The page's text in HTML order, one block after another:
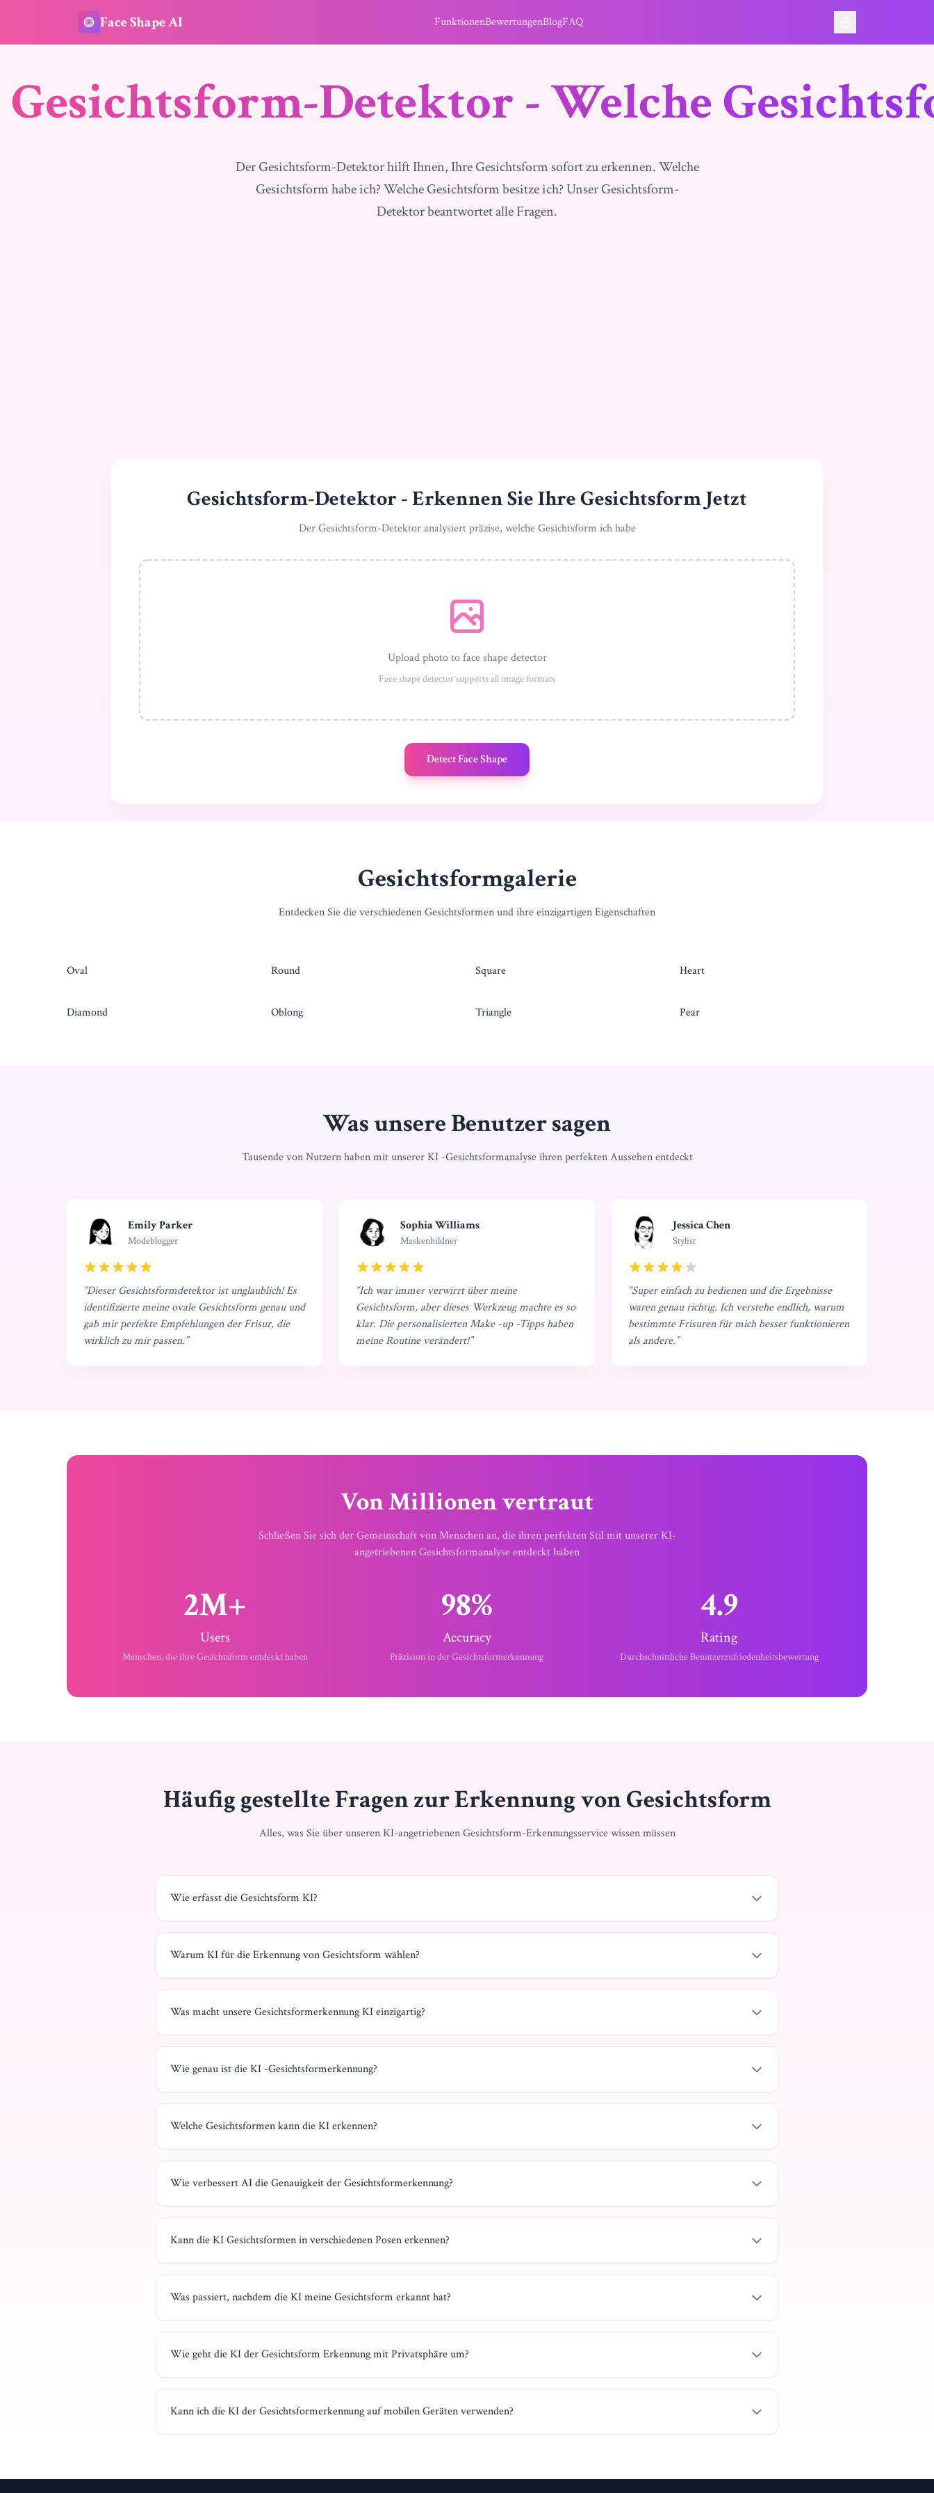
Face Shape AI FunktionenBewertungenBlogFAQ
Gesichtsform-Detektor - Welche
Der Gesichtsform-Detektor hilft Ihnen, Ihre Gesichtsform sofort zu erkennen. Welche
Gesichtsform habe ich? Welche Gesichtsform besitze ich? Unser Gesichtsform-
Detektor beantwortet alle Fragen.
Gesichtsform-Detektor - Erkennen Sie Ihre Gesichtsform Jetzt
Der Gesichtsform-Detektor analysiert präzise, welche Gesichtsform ich habe
Upload photo to face shape detector
Face shape detector supports all image formats
Detect Face Shape
Gesichtsformgalerie
Entdecken Sie die verschiedenen Gesichtsformen und ihre einzigartigen Eigenschaften
Oval Round Square Heart
Diamond Oblong Triangle Pear
Was unsere Benutzer sagen
Tausende von Nutzern haben mit unserer KI -Gesichtsformanalyse ihren perfekten Aussehen entdeckt
Emily Parker
Modeblogger
“Dieser Gesichtsformdetektor ist unglaublich! Es
identifizierte meine ovale Gesichtsform genau und
gab mir perfekte Empfehlungen der Frisur, die
wirklich zu mir passen.”
Sophia Williams
Maskenbildner
“Ich war immer verwirrt über meine
Gesichtsform, aber dieses Werkzeug machte es so
klar. Die personalisierten Make -up -Tipps haben
meine Routine verändert!”
Jessica Chen
Stylist
“Super einfach zu bedienen und die Ergebnisse
waren genau richtig. Ich verstehe endlich, warum
bestimmte Frisuren für mich besser funktionieren
als andere.”
Von Millionen vertraut
Schließen Sie sich der Gemeinschaft von Menschen an, die ihren perfekten Stil mit unserer KI-
angetriebenen Gesichtsformanalyse entdeckt haben
2M+
Users
Menschen, die ihre Gesichtsform entdeckt haben
98%
Accuracy
Präzision in der Gesichtsformerkennung
4.9
Rating
Durchschnittliche Benutzerzufriedenheitsbewertung
Häufig gestellte Fragen zur Erkennung von Gesichtsform
Alles, was Sie über unseren KI-angetriebenen Gesichtsform-Erkennungsservice wissen müssen
Wie erfasst die Gesichtsform KI?
Warum KI für die Erkennung von Gesichtsform wählen?
Was macht unsere Gesichtsformerkennung KI einzigartig?
Wie genau ist die KI -Gesichtsformerkennung?
Welche Gesichtsformen kann die KI erkennen?
Wie verbessert AI die Genauigkeit der Gesichtsformerkennung?
Kann die KI Gesichtsformen in verschiedenen Posen erkennen?
Was passiert, nachdem die KI meine Gesichtsform erkannt hat?
Wie geht die KI der Gesichtsform Erkennung mit Privatsphäre um?
Kann ich die KI der Gesichtsformerkennung auf mobilen Geräten verwenden?